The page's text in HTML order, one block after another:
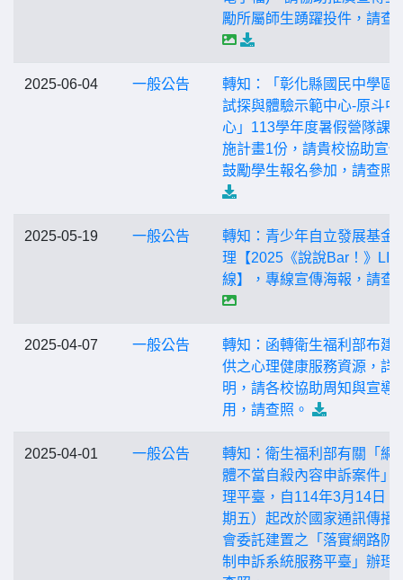
勵所屬師生踴躍投件，請查
2025-06-04 一般公告
轉知：「彰化縣國民中學區
試探與體驗示範中心-原斗中
心」113學年度暑假營隊課
施計畫1份，請貴校協助宣
鼓勵學生報名參加，請查照
2025-05-19 一般公告
轉知：青少年自立發展基金
理【2025《說說Bar！》
線】，專線宣傳海報，請查
2025-04-07 一般公告
轉知：函轉衛生福利部布建
供之心理健康服務資源，詳
明，請各校協助周知與宣導
用，請查照。
2025-04-01 一般公告
轉知：衛生福利部有關「網
體不當自殺內容申訴案件」
理平臺，自114年3月14日（
期五）起改於國家通訊傳播
會委託建置之「落實網路防
制申訴系統服務平臺」辦理